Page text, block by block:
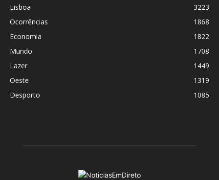
Lisboa
3223
Ocorrências
1868
Economia
1822
Mundo
1708
Lazer
1449
Oeste
1319
Desporto
1085